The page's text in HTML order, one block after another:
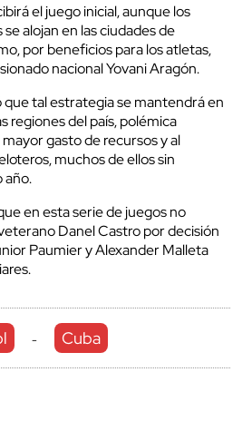
el juego inicial, aunque los
alojan en las ciudades de
por beneficios para los atletas,
nacional Yovani Aragón.
tal estrategia se mantendrá en
regiones del paí­s, polémica
gasto de recursos y al
muchos de ellos sin
año.
en esta serie de juegos no
Danel Castro por decisión
Paumier y Alexander Malleta
- Cuba